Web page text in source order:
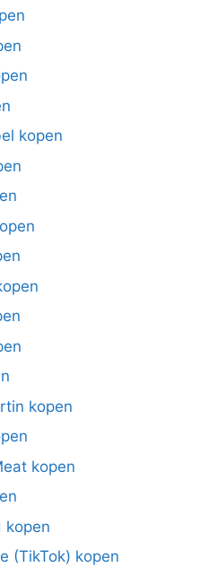
kopen
kopen
kopen
kopen
(TikTok) kopen